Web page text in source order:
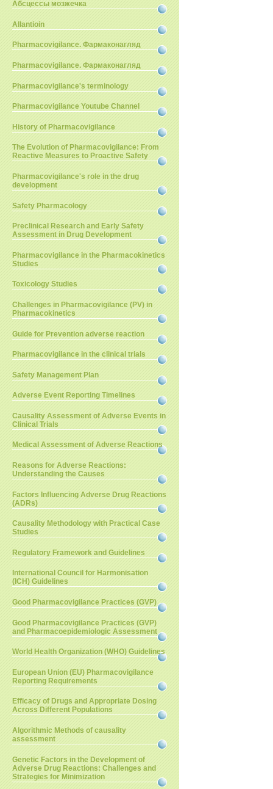
Абсцессы мозжечка
Allantioin
Pharmacovigilance. Фармаконагляд
Pharmacovigilance. Фармаконагляд
Pharmacovigilance's terminology
Pharmacovigilance Youtube Channel
History of Pharmacovigilance
The Evolution of Pharmacovigilance: From
Reactive Measures to Proactive Safety
Pharmacovigilance's role in the drug
development
Safety Pharmacology
Preclinical Research and Early Safety
Assessment in Drug Development
Pharmacovigilance in the Pharmacokinetics
Studies
Toxicology Studies
Challenges in Pharmacovigilance (PV) in
Pharmacokinetics
Guide for Prevention adverse reaction
Pharmacovigilance in the clinical trials
Safety Management Plan
Adverse Event Reporting Timelines
Causality Assessment of Adverse Events in
Clinical Trials
Medical Assessment of Adverse Reactions
Reasons for Adverse Reactions:
Understanding the Causes
Factors Influencing Adverse Drug Reactions
(ADRs)
Causality Methodology with Practical Case
Studies
Regulatory Framework and Guidelines
International Council for Harmonisation
(ICH) Guidelines
Good Pharmacovigilance Practices (GVP)
Good Pharmacovigilance Practices (GVP)
and Pharmacoepidemiologic Assessment
World Health Organization (WHO) Guidelines
European Union (EU) Pharmacovigilance
Reporting Requirements
Efficacy of Drugs and Appropriate Dosing
Across Different Populations
Algorithmic Methods of causality
assessment
Genetic Factors in the Development of
Adverse Drug Reactions: Challenges and
Strategies for Minimization